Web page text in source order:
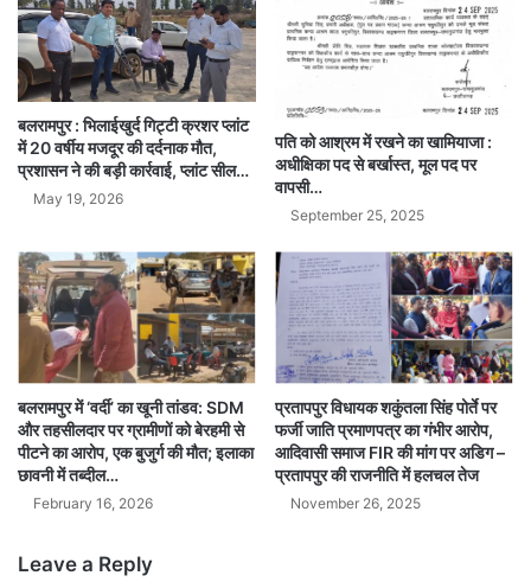
बलरामपुर : भिलाईखुर्द गिट्टी क्रशर प्लांट
में 20 वर्षीय मजदूर की दर्दनाक मौत,
प्रशासन ने की बड़ी कार्रवाई, प्लांट सील…
May 19, 2026
पति को आश्रम में रखने का खामियाजा :
अधीक्षिका पद से बर्खास्त, मूल पद पर
वापसी…
September 25, 2025
बलरामपुर में ‘वर्दी’ का खूनी तांडव: SDM
और तहसीलदार पर ग्रामीणों को बेरहमी से
पीटने का आरोप, एक बुजुर्ग की मौत; इलाका
छावनी में तब्दील…
February 16, 2026
प्रतापपुर विधायक शकुंतला सिंह पोर्ते पर
फर्जी जाति प्रमाणपत्र का गंभीर आरोप,
आदिवासी समाज FIR की मांग पर अडिग –
प्रतापपुर की राजनीति में हलचल तेज
November 26, 2025
Leave a Reply